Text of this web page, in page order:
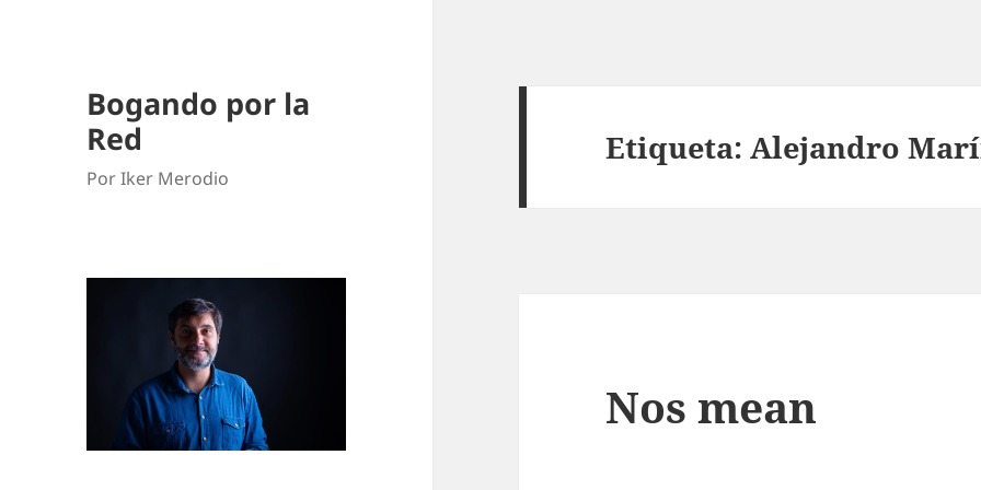
Bogando por la
Red
Por Iker Merodio
Etiqueta:Alejandro
Nos mean